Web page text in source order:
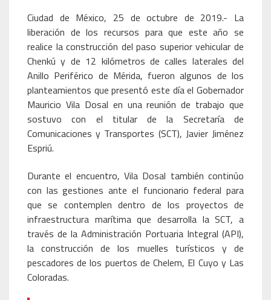
Ciudad de México, 25 de octubre de 2019.- La
liberación de los recursos para que este año se
realice la construcción del paso superior vehicular de
Chenkú y de 12 kilómetros de calles laterales del
Anillo Periférico de Mérida, fueron algunos de los
planteamientos que presentó este día el Gobernador
Mauricio Vila Dosal en una reunión de trabajo que
sostuvo con el titular de la Secretaría de
Comunicaciones y Transportes (SCT), Javier Jiménez
Espriú.
Durante el encuentro, Vila Dosal también continúo
con las gestiones ante el funcionario federal para
que se contemplen dentro de los proyectos de
infraestructura marítima que desarrolla la SCT, a
través de la Administración Portuaria Integral (API),
la construcción de los muelles turísticos y de
pescadores de los puertos de Chelem, El Cuyo y Las
Coloradas.